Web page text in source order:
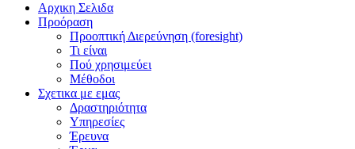
Αρχικη Σελιδα
Προόραση
Προοπτική Διερεύνηση (foresight)
Τι είναι
Πού χρησιμεύει
Μέθοδοι
Σχετικα με εμας
Δραστηριότητα
Υπηρεσίες
Έρευνα